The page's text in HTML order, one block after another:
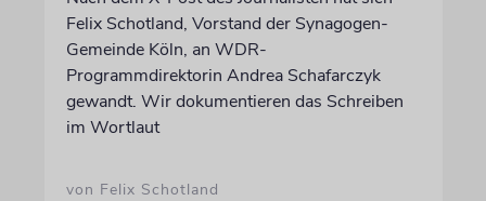
Felix Schotland, Vorstand der Synagogen-
Gemeinde Köln, an WDR-
Programmdirektorin Andrea Schafarczyk
gewandt. Wir dokumentieren das Schreiben
im Wortlaut
von Felix Schotland